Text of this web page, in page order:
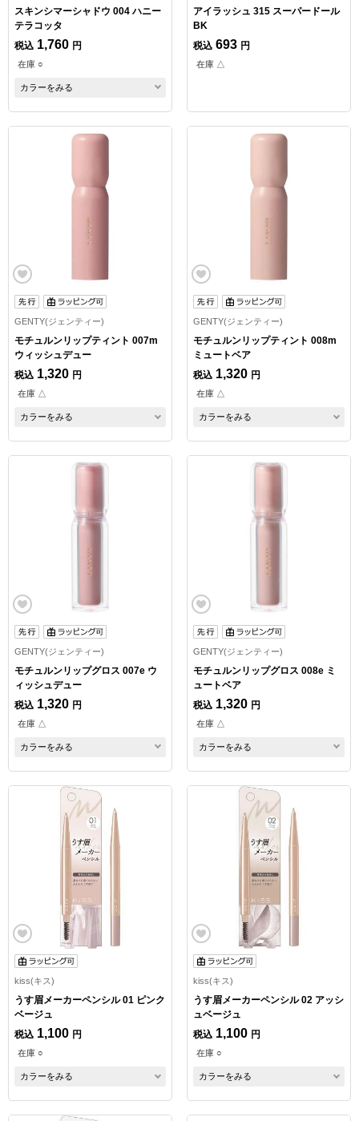
スキンシマーシャドウ 004 ハニー
テラコッタ
税込 1,760 円
在庫 ○
カラーをみる
アイラッシュ 315 スーパードール
BK
税込 693 円
在庫 △
GENTY(ジェンティー)
モチュルンリップティント 007m
ウィッシュデュー
税込 1,320 円
在庫 △
カラーをみる
GENTY(ジェンティー)
モチュルンリップティント 008m
ミュートベア
税込 1,320 円
在庫 △
カラーをみる
GENTY(ジェンティー)
モチュルンリップグロス 007e ウ
ィッシュデュー
税込 1,320 円
在庫 △
カラーをみる
GENTY(ジェンティー)
モチュルンリップグロス 008e ミ
ュートベア
税込 1,320 円
在庫 △
カラーをみる
kiss(キス)
うす眉メーカーペンシル 01 ピンク
ベージュ
税込 1,100 円
在庫 ○
カラーをみる
kiss(キス)
うす眉メーカーペンシル 02 アッシ
ュベージュ
税込 1,100 円
在庫 ○
カラーをみる